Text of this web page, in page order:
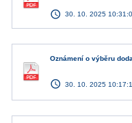
access_time 30. 10. 2025
Oznámení o výběru
access_time 30. 10. 2025